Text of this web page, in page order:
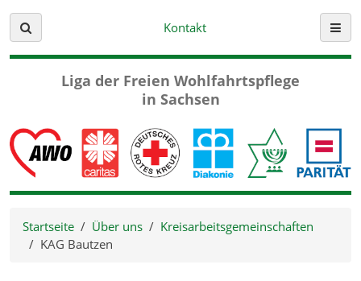
Suche
Kontakt
Liga der Freien Wohlfahrtspflege
in Sachsen
Startseite Über uns
Kreisarbeitsgemeinschaften
KAG Bautzen